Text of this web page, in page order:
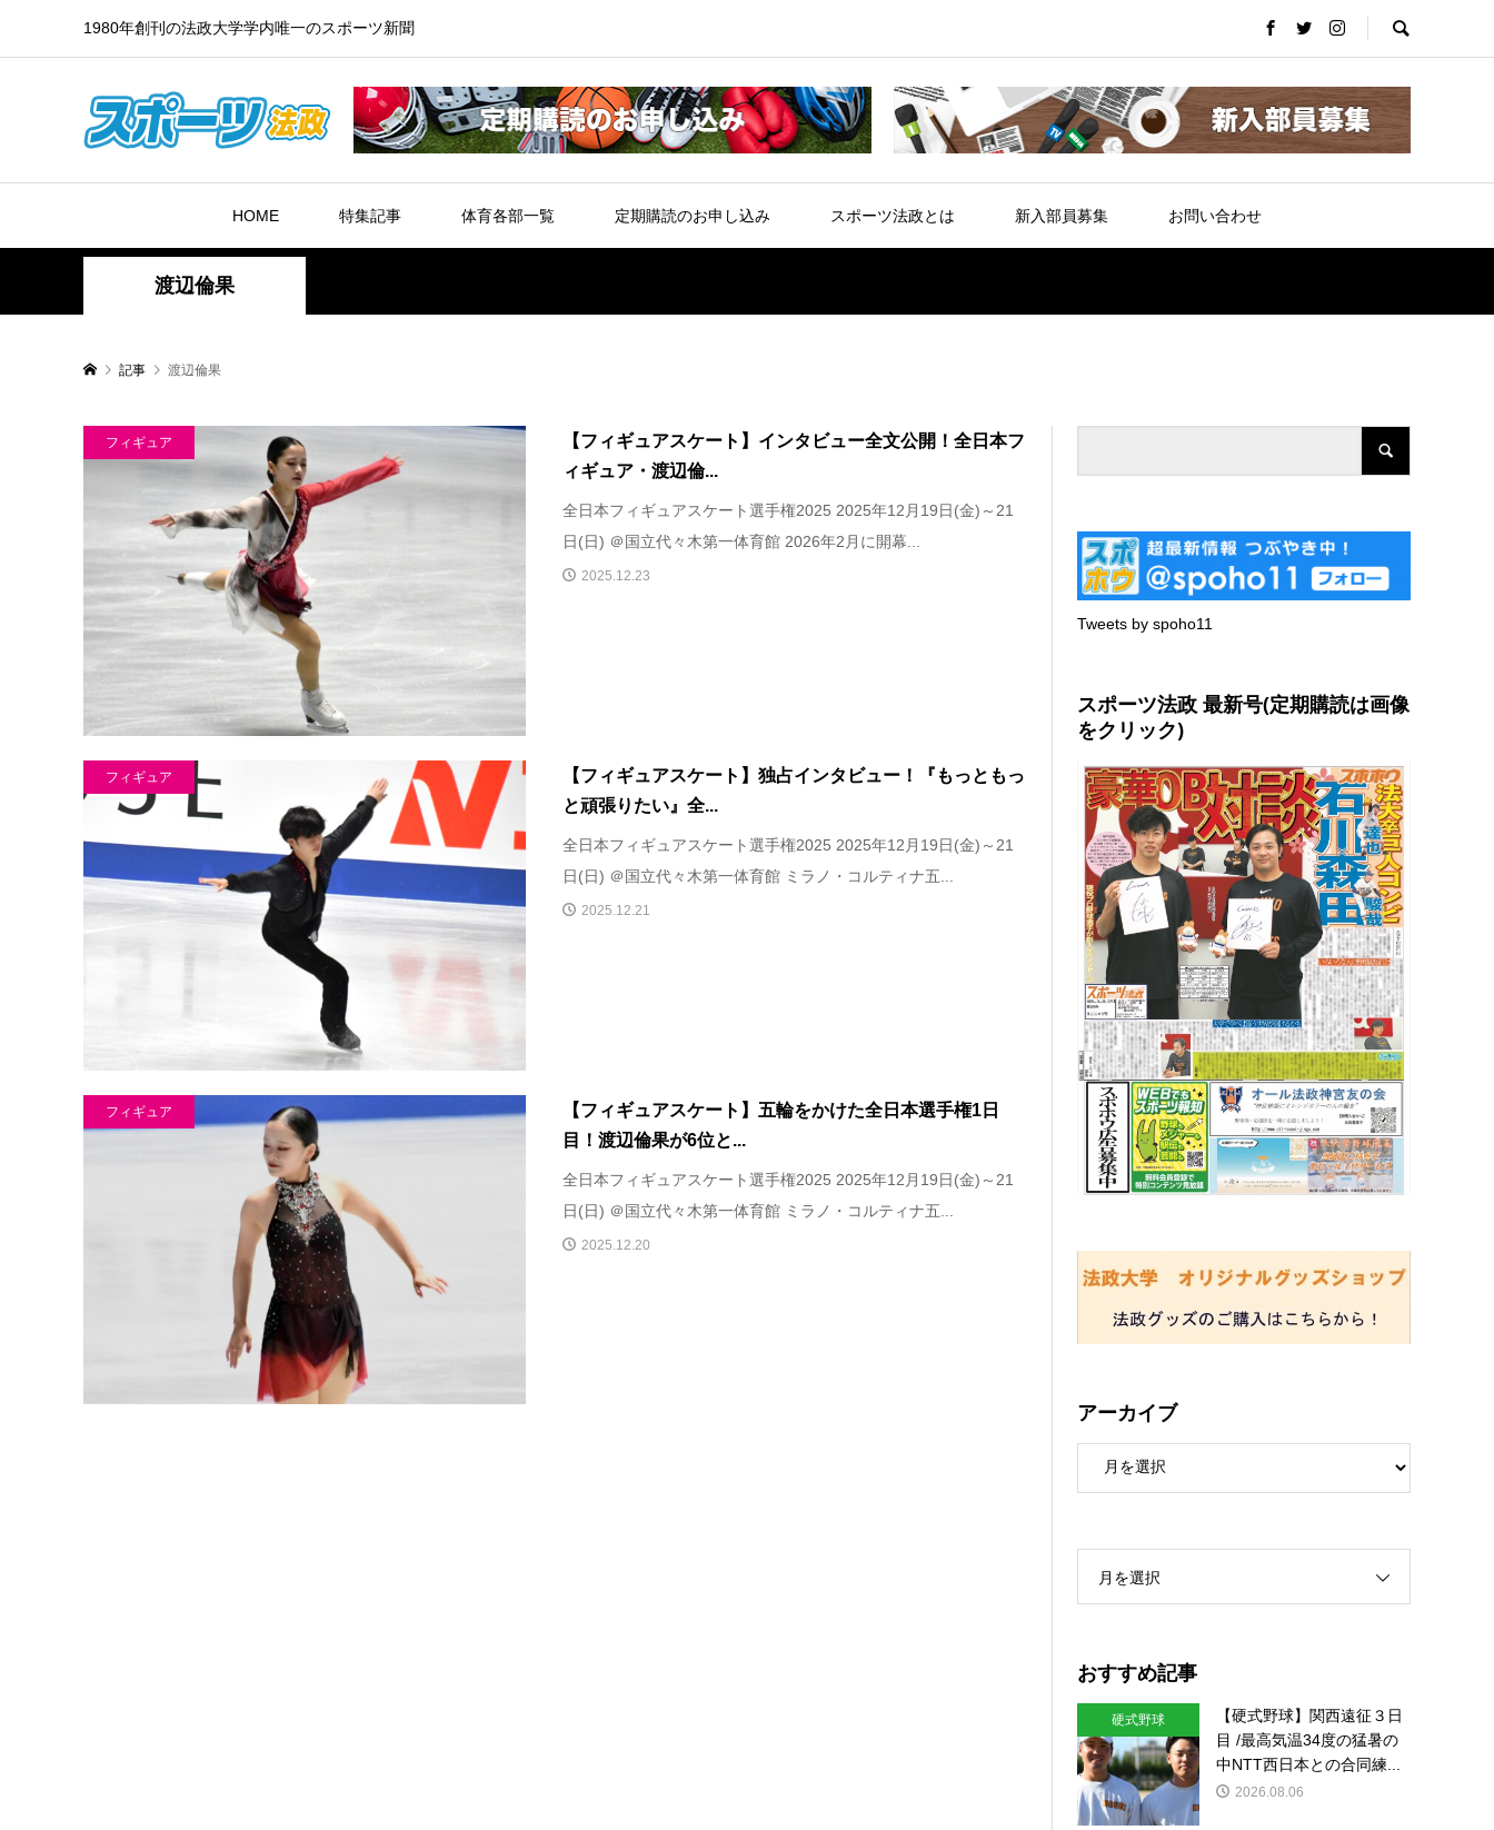
1980年創刊の法政大学学内唯一のスポーツ新聞
HOME 特集記事 体育各部一覧 定期購読のお申し込み スポーツ法政とは 新入部員募集 お問い合わせ
渡辺倫果
記事 渡辺倫果
フィギュア
【フィギュアスケート】インタビュー全文公開！全日本フ
ィギュア・渡辺倫...
全日本フィギュアスケート選手権2025 2025年12月19日(金)～21
日(日) ＠国立代々木第一体育館 2026年2月に開幕...
2025.12.23
フィギュア
【フィギュアスケート】独占インタビュー！『もっともっ
と頑張りたい』全...
全日本フィギュアスケート選手権2025 2025年12月19日(金)～21
日(日) ＠国立代々木第一体育館 ミラノ・コルティナ五...
2025.12.21
フィギュア
【フィギュアスケート】五輪をかけた全日本選手権1日
目！渡辺倫果が6位と...
全日本フィギュアスケート選手権2025 2025年12月19日(金)～21
日(日) ＠国立代々木第一体育館 ミラノ・コルティナ五...
2025.12.20
Tweets by spoho11
スポーツ法政 最新号(定期購読は画像
をクリック)
アーカイブ
月を選択
おすすめ記事
硬式野球
【硬式野球】関西遠征３日
目 /最高気温34度の猛暑の
中NTT西日本との合同練...
2026.08.06